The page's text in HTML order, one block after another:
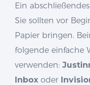
Ein
Sie sollten vor
Papier bringen.
folgende einfache
verwenden:
Inbox oder